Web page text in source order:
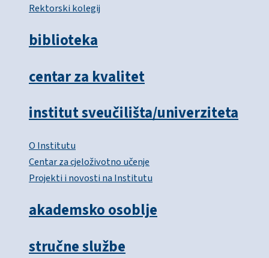
Rektorski kolegij
biblioteka
centar za kvalitet
institut sveučilišta/univerziteta
O Institutu
Centar za cjeloživotno učenje
Projekti i novosti na Institutu
akademsko osoblje
stručne službe